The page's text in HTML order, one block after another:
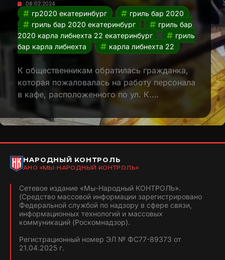
08.02.2024
гр2020 екатеринбург
гриль бар 2020
гриль бар 2020 екатеринбург
гриль бар
2020 карла либнехта 22 екатеринбург
гриль
бар карла либнехта
карла либнехта 22
К общественникам обратилась гражданка,
которая пожаловалась на работу персонала
в кафе, расположенного по ул. К.…
НАРОДНЫЙ КОНТРОЛЬ
АНО «МЫ-НАРОДНЫЙ КОНТРОЛЬ»
Сетевое издание «Мы-Народный КОНТРОЛЬ».
(Средство массовой информации зарегистрировано
Федеральной службой по надзору в сфере связи,
информационных технологий и массовых
коммуникаций (Роскомнадзор).
Регистрационный номер ЭЛ № ФС77-89373 от
21.04.2025 г.